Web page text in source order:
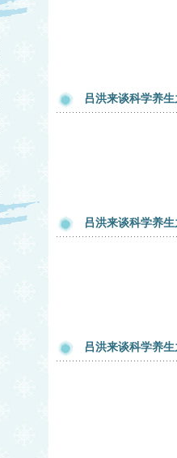
吕洪来谈科学养
吕洪来谈科学养
吕洪来谈科学养